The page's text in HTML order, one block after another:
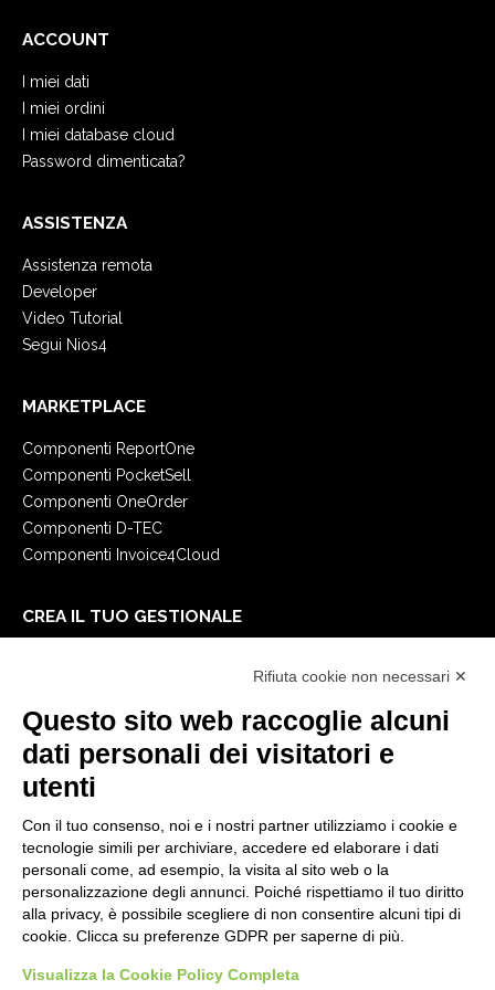
ACCOUNT
I miei dati
I miei ordini
I miei database cloud
Password dimenticata?
ASSISTENZA
Assistenza remota
Developer
Video Tutorial
Segui Nios4
MARKETPLACE
Componenti ReportOne
Componenti PocketSell
Componenti OneOrder
Componenti D-TEC
Componenti Invoice4Cloud
CREA IL TUO GESTIONALE
E-Book
Blog
NOTE LEGALI
Informative Privacy
Security Policy
Documentazione contrattuale e GDPR
Condizioni generali di fornitura
Condizioni di vendita
Condizioni del servizio di supporto
Rifiuta cookie non necessari ✕
Questo sito web raccoglie alcuni
dati personali dei visitatori e
utenti
Con il tuo consenso, noi e i nostri partner utilizziamo i cookie e
tecnologie simili per archiviare, accedere ed elaborare i dati
personali come, ad esempio, la visita al sito web o la
personalizzazione degli annunci. Poiché rispettiamo il tuo diritto
alla privacy, è possibile scegliere di non consentire alcuni tipi di
cookie. Clicca su preferenze GDPR per saperne di più.
Visualizza la Cookie Policy Completa